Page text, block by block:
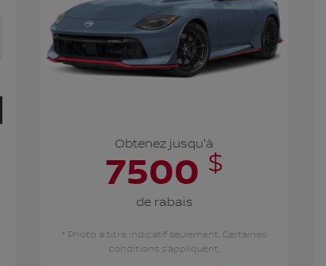
Obtenez jusqu'à
7500 $
de rabais
* Photo à titre indicatif seulement. Certaines
conditions s'appliquent.